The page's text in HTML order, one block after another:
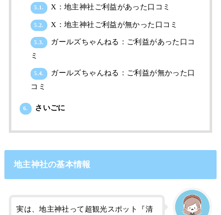
5.1. X：地主神社ご利益があった口コミ
5.2. X：地主神社ご利益が無かった口コミ
5.3.
ガールズちゃんねる：ご利益があった口コ
ミ
5.4.
ガールズちゃんねる：ご利益が無かった口
コミ
6. さいごに
地主神社の基本情報
実は、地主神社って超観光スポット『清